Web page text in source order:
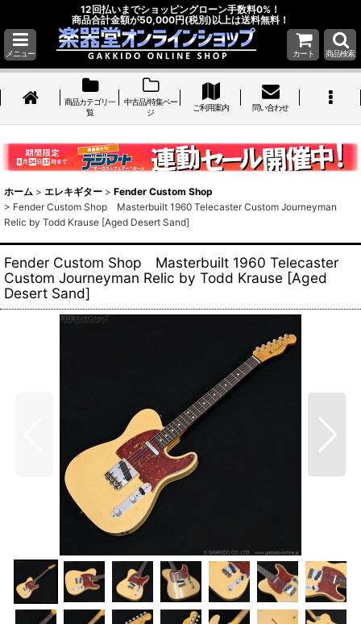
12回払いまでショッピングローン手数料0%！
商品合計金額が50,000円(税別)以上は送料無料！
メニュー カート 商品検索
商品カテゴリ一
覧
中古品/特集ペー
ジ
ご利用案内 問い合わせ
ホーム > エレキギター > Fender Custom Shop
> Fender Custom Shop Masterbuilt 1960 Telecaster Custom Journeyman
Relic by Todd Krause [Aged Desert Sand]
Fender Custom Shop Masterbuilt 1960 Telecaster
Custom Journeyman Relic by Todd Krause [Aged
Desert Sand]